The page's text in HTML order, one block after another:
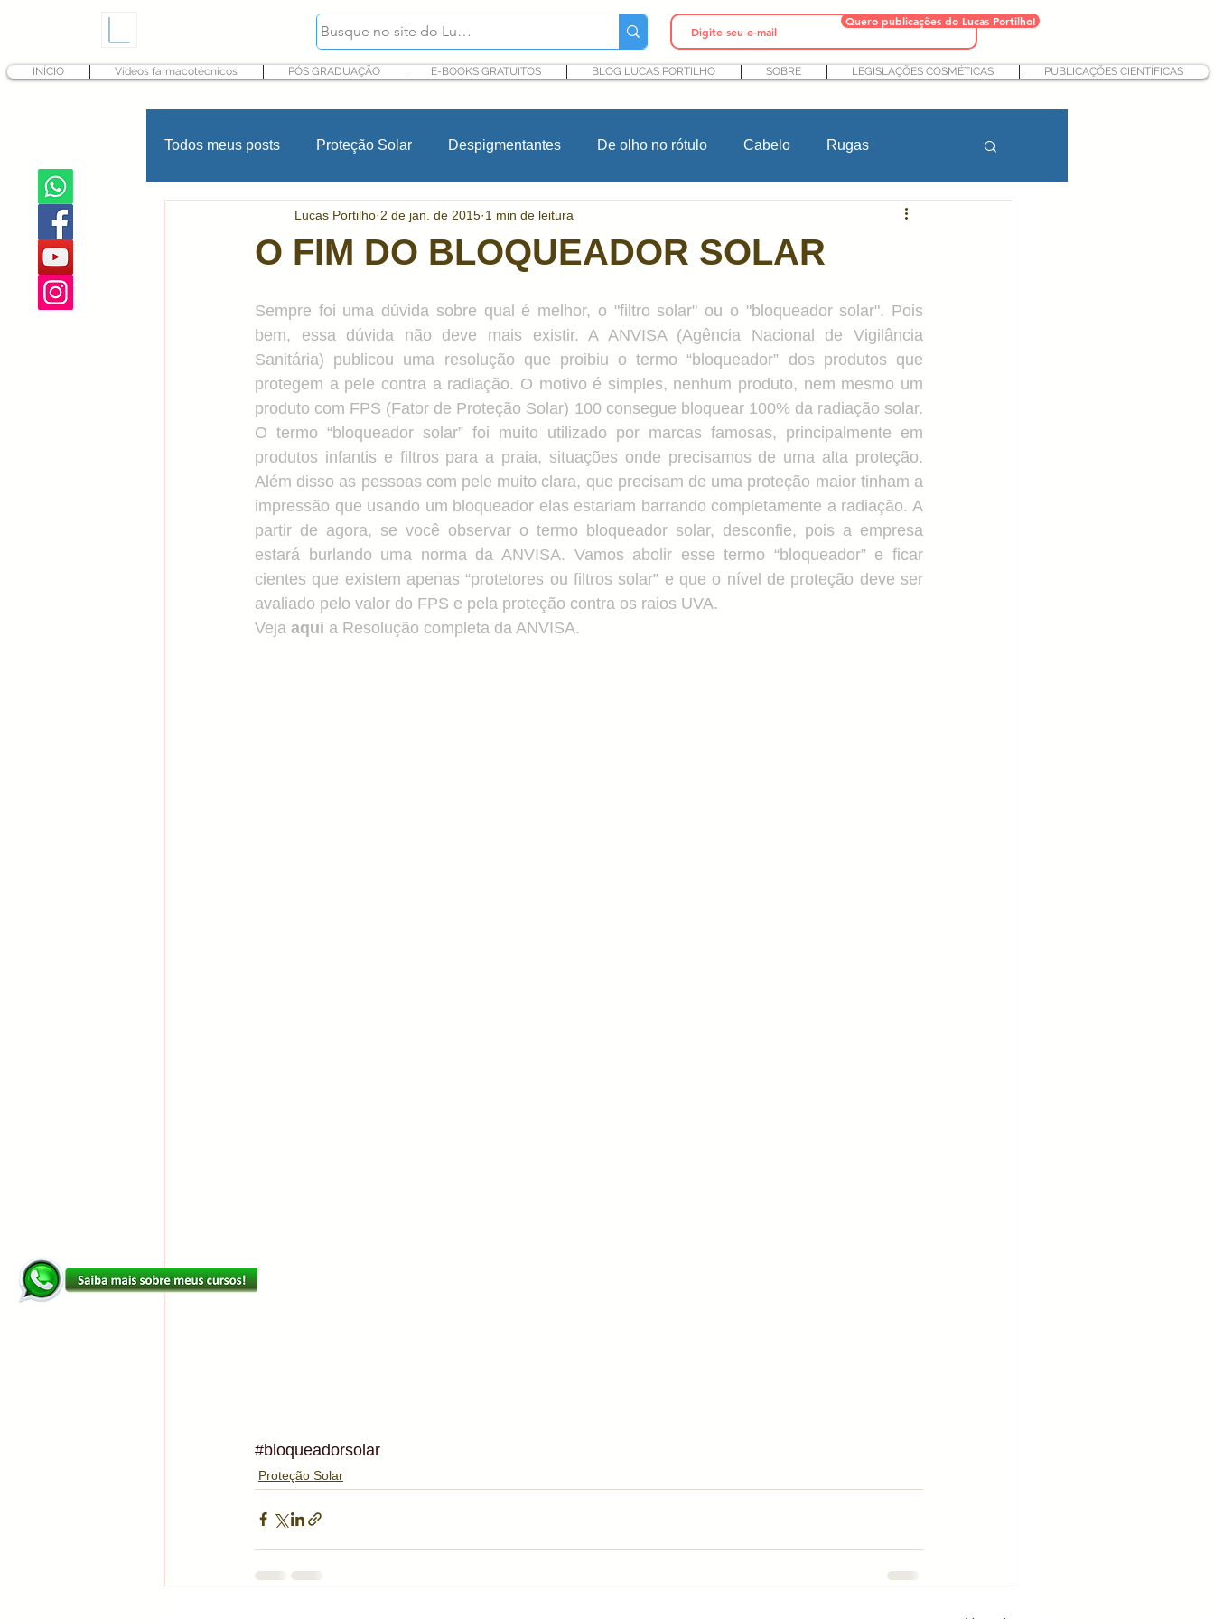
INÍCIO Vídeos farmacotécnicos PÓS GRADUAÇÃO E-BOOKS GRATUITOS BLOG LUCAS PORTILHO SOBRE LEGISLAÇÕES COSMÉTICAS PUBLICAÇÕES CIENTÍFICAS
Quero publicações do Lucas Portilho!
Todos meus posts Proteção Solar Despigmentantes De olho no rótulo Cabelo Rugas
Fragrância In Cosmetics Cursos
Produtos infantis Conservantes P&D cosmético Pesquisa e desenvolvimento Nutricosméticos
Tratamentos corporais Acne Estética Toxicologia Poluição e Pele Peles sensíveis
Álcool em Gel Vitamina C
O FIM DO BLOQUEADOR SOLAR
Lucas Portilho 2 de jan. de 2015 1 min de leitura
Sempre foi uma dúvida sobre qual é melhor, o "filtro solar" ou o "bloqueador solar". Pois
bem, essa dúvida não deve mais existir. A ANVISA (Agência Nacional de Vigilância
Sanitária) publicou uma resolução que proibiu o termo “bloqueador” dos produtos que
protegem a pele contra a radiação. O motivo é simples, nenhum produto, nem mesmo um
produto com FPS (Fator de Proteção Solar) 100 consegue bloquear 100% da radiação solar.
O termo “bloqueador solar” foi muito utilizado por marcas famosas, principalmente em
produtos infantis e filtros para a praia, situações onde precisamos de uma alta proteção.
Além disso as pessoas com pele muito clara, que precisam de uma proteção maior tinham a
impressão que usando um bloqueador elas estariam barrando completamente a radiação. A
partir de agora, se você observar o termo bloqueador solar, desconfie, pois a empresa
estará burlando uma norma da ANVISA. Vamos abolir esse termo “bloqueador” e ficar
cientes que existem apenas “protetores ou filtros solar” e que o nível de proteção deve ser
avaliado pelo valor do FPS e pela proteção contra os raios UVA.
Veja aqui a Resolução completa da ANVISA.
#bloqueadorsolar
Proteção Solar